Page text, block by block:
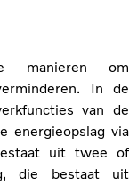
manieren om
In de
van de
energieopslag via
uit twee of
die bestaat uit